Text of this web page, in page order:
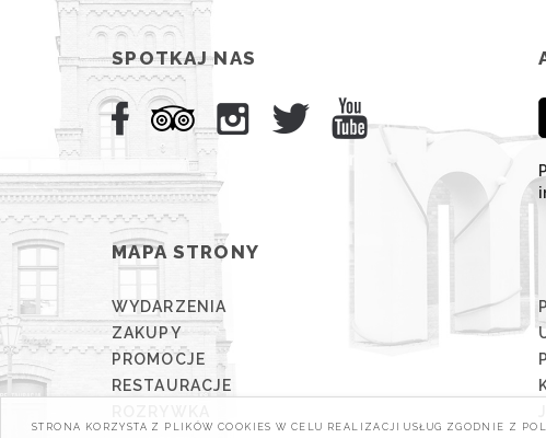
SPOTKAJ NAS
MAPA STRONY
WYDARZENIA
ZAKUPY
PROMOCJE
RESTAURACJE
STRONA KORZYSTA Z PLIKÓW COOKIES W CELU REALIZACJI USŁUG ZGODNIE Z